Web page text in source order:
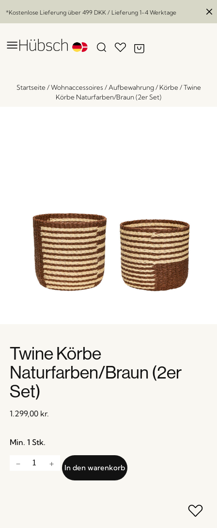
*Kostenlose Lieferung über 499 DKK / Lieferung 1-4 Werktage
Startseite/Wohnaccessoires / Aufbewahrung/ Körbe/Twine
Körbe Naturfarben/Braun (2er Set)
Twine Körbe
Naturfarben/Braun (2er
Set)
1.299,00 kr.
Min. 1 Stk.
In den warenkorb